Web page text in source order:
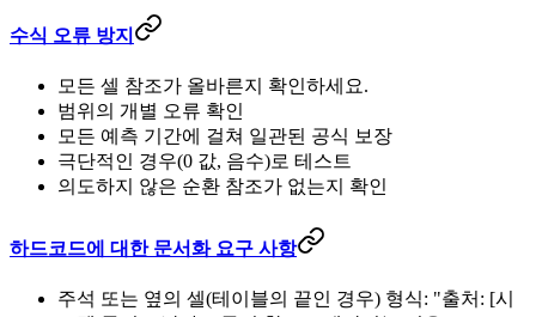
수식 오류 방지
모든 셀 참조가 올바른지 확인하세요.
범위의 개별 오류 확인
모든 예측 기간에 걸쳐 일관된 공식 보장
극단적인 경우(0 값, 음수)로 테스트
의도하지 않은 순환 참조가 없는지 확인
하드코드에 대한 문서화 요구 사항
주석 또는 옆의 셀(테이블의 끝인 경우) 형식: "출처: [시